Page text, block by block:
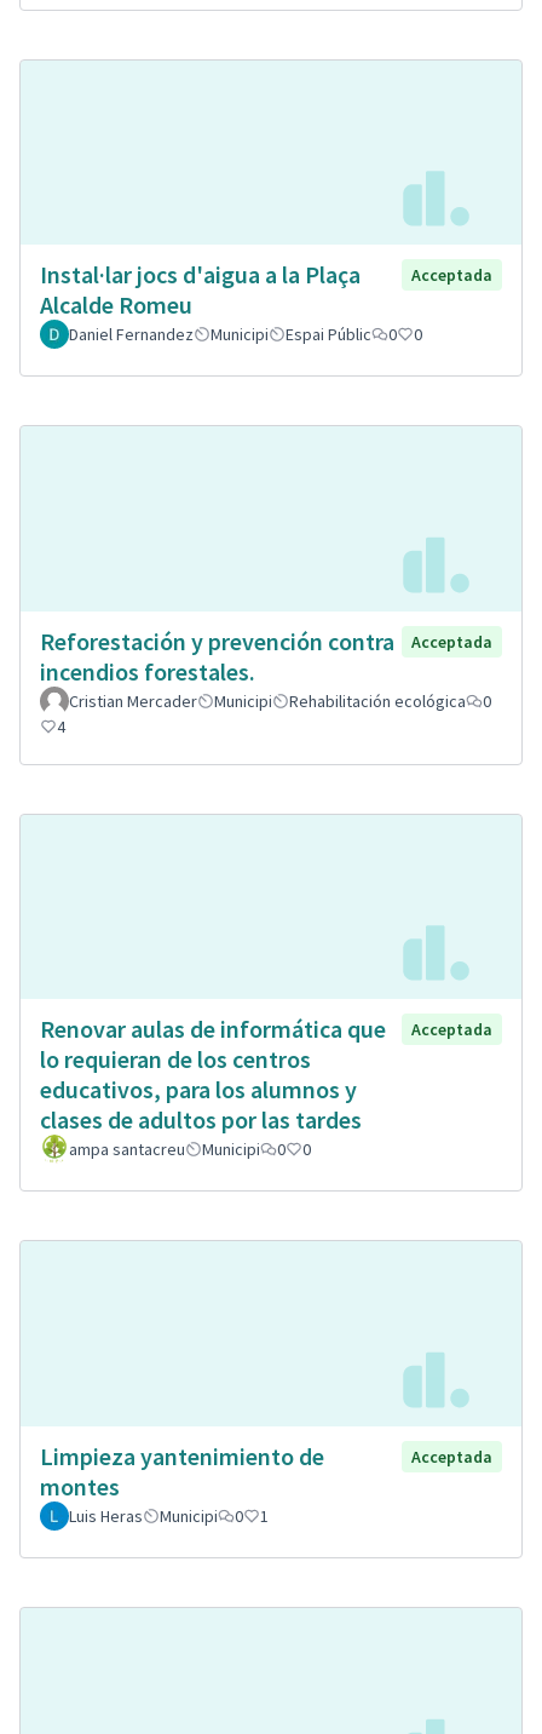
Instal·lar jocs d'aigua a la Plaça
Alcalde Romeu
Acceptada
Daniel Fernandez Municipi Espai Públic 0 0
Reforestación y prevención contra
incendios forestales.
Acceptada
Cristian Mercader Municipi Rehabilitación ecológica
0
4
Renovar aulas de informática que
lo requieran de los centros
educativos, para los alumnos y
clases de adultos por las tardes
Acceptada
ampa santacreu Municipi 0 0
Limpieza yantenimiento de
montes
Acceptada
Luis Heras Municipi 0 1